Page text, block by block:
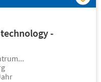
-